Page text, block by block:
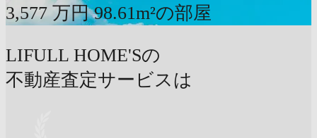
3,577 万円 98.61m²の部屋
LIFULL HOME'Sの
不動産査定サービスは